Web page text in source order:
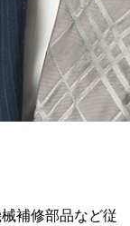
補修部品など従